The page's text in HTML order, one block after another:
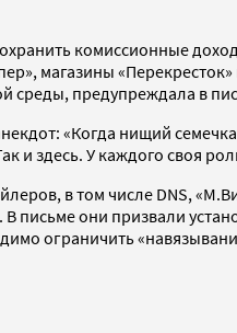
комиссионные
магазины
среды, предупреждала в
«Когда нищий
и здесь. У каждого своя
в том числе DNS,
они призвали
ограничить